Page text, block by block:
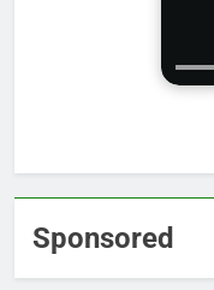
Sponsored